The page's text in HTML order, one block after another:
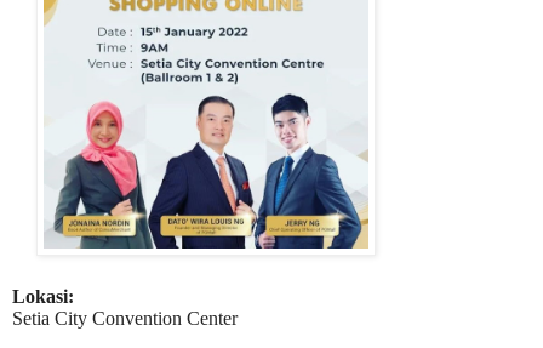
Lokasi:
Setia City Convention Center